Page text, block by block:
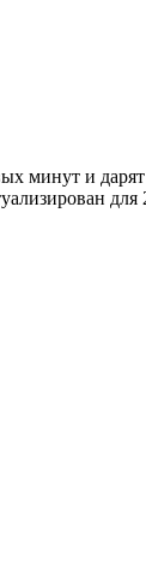
минут и
для